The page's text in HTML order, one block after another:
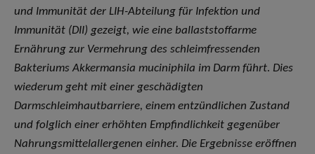
und Immunität der LIH-Abteilung für Infektion und
Immunität (DII) gezeigt, wie eine ballaststoffarme
Ernährung zur Vermehrung des schleimfressenden
BakteriumsAkkermansia muciniphila im Darm führt. Dies
wiederum geht mit einer geschädigten
Darmschleimhautbarriere, einem entzündlichen Zustand
und folglich einer erhöhten Empfindlichkeit gegenüber
Nahrungsmittelallergenen einher. Die Ergebnisse eröffnen